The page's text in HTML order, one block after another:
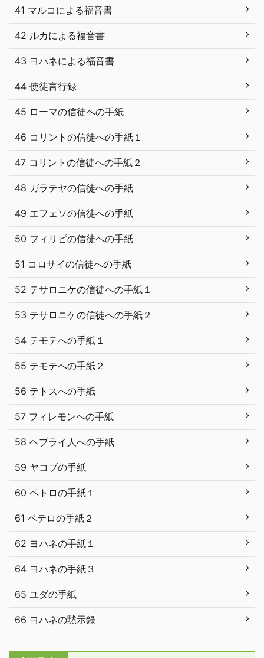
41 マルコによる福音書
42 ルカによる福音書
43 ヨハネによる福音書
44 使徒言行録
45 ローマの信徒への手紙
46 コリントの信徒への手紙１
47 コリントの信徒への手紙２
48 ガラテヤの信徒への手紙
49 エフェソの信徒への手紙
50 フィリピの信徒への手紙
51 コロサイの信徒への手紙
52 テサロニケの信徒への手紙１
53 テサロニケの信徒への手紙２
54 テモテへの手紙１
55 テモテへの手紙２
56 テトスへの手紙
57 フィレモンへの手紙
58 ヘブライ人への手紙
59 ヤコブの手紙
60 ペトロの手紙１
61 ペテロの手紙２
62 ヨハネの手紙１
64 ヨハネの手紙３
65 ユダの手紙
66 ヨハネの黙示録